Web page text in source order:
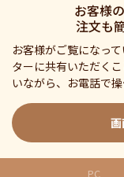
お客様
注文も
お客様がご覧になっ
ターに共有いただく
いながら、お電話で
PC